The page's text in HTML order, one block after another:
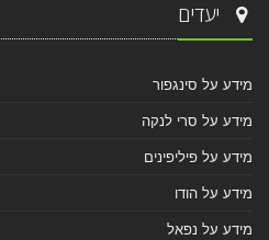
יעדים
מידע על סינגפור
מידע על סרי לנקה
מידע על פיליפינים
מידע על הודו
מידע על נפאל